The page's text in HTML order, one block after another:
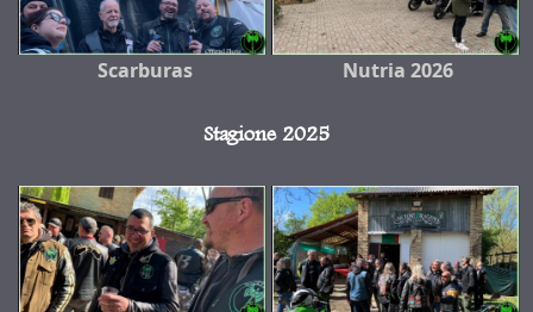
Scarburas Nutria 2026
Stagione 2025